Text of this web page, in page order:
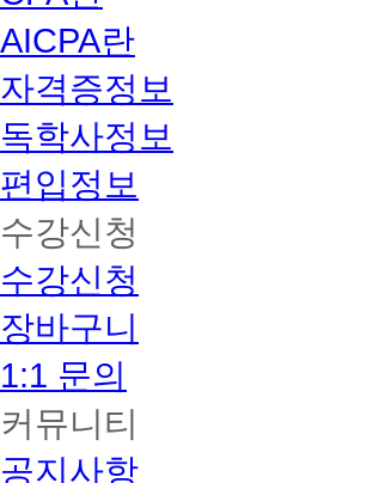
AICPA란
자격증정보
독학사정보
편입정보
수강신청
수강신청
장바구니
1:1 문의
커뮤니티
공지사항